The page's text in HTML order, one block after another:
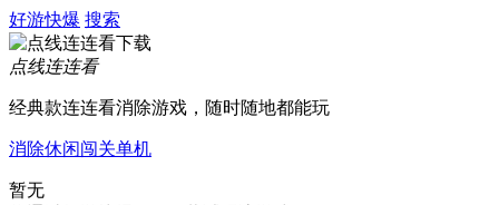
好游快爆 搜索
点线连连看
经典款连连看消除游戏，随时随地都能玩
消除休闲闯关单机
暂无